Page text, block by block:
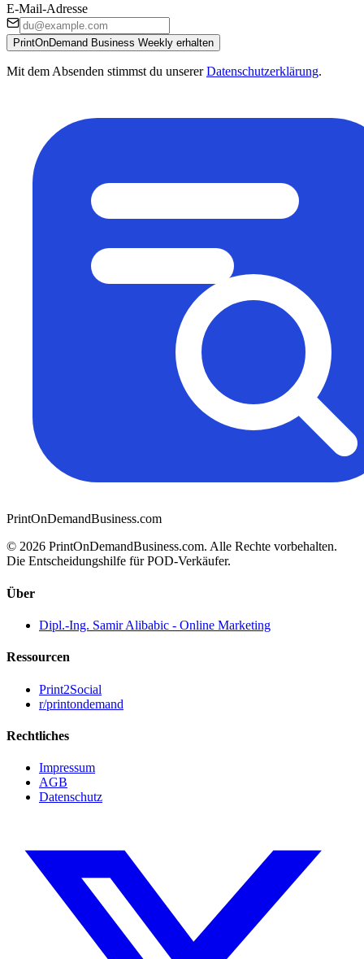
E-Mail-Adresse
PrintOnDemand Business Weekly erhalten
Mit dem Absenden stimmst du unserer Datenschutzerklärung.
PrintOnDemandBusiness.com
© 2026 PrintOnDemandBusiness.com. Alle Rechte vorbehalten.
Die Entscheidungshilfe für POD-Verkäufer.
Über
Dipl.-Ing. Samir Alibabic - Online Marketing
Ressourcen
Print2Social
r/printondemand
Rechtliches
Impressum
AGB
Datenschutz